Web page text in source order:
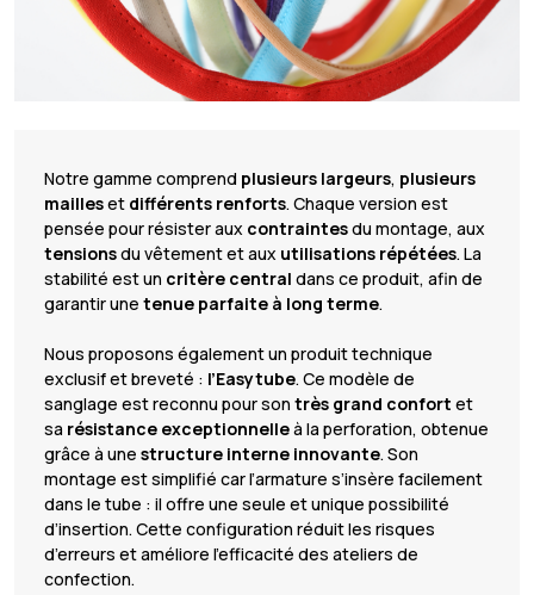
Notre gamme comprend plusieurs largeurs, plusieurs
mailleset différents renforts. Chaque version est
pensée pour résister aux contraintesdu montage, aux
tensionsdu vêtement et aux utilisations répétées. La
stabilité est un critère central dans ce produit, afin de
garantir une tenue parfaite à long terme.
Nous proposons également un produit technique
exclusif et breveté : l’Easytube. Ce modèle de
sanglage est reconnu pour son très grand confort et
sa résistance exceptionnelleà la perforation, obtenue
grâce à une structure interne innovante. Son
montage est simplifié car l’armature s’insère facilement
dans le tube : il offre une seule et unique possibilité
d’insertion. Cette configuration réduit les risques
d’erreurs et améliore l’efficacité des ateliers de
confection.